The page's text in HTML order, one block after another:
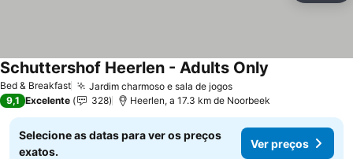
Bed & Breakfast Jardim charmoso e sala de jogos
Schuttershof Heerlen - Adults Only
9,1 Excelente 328 Heerlen, a 17.3 km de Noorbeek
Selecione as datas para ver os preços
exatos.
Ver preços